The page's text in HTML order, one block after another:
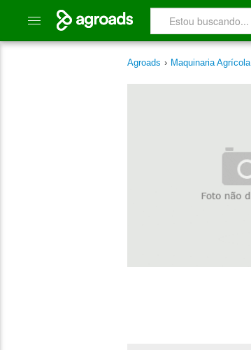
Agroads › Maquinaria Agrícola